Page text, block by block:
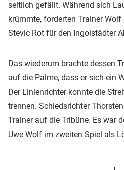
seitlich gefällt. Während sich
krümmte, forderten Trainer
Stevic Rot für den Ingolstädter
Das wiederum brachte dessen
auf die Palme, dass er sich ein
Der Linienrichter konnte die
trennen. Schiedsrichter
Trainer auf die Tribüne. Es war
Uwe Wolf im zweiten Spiel als